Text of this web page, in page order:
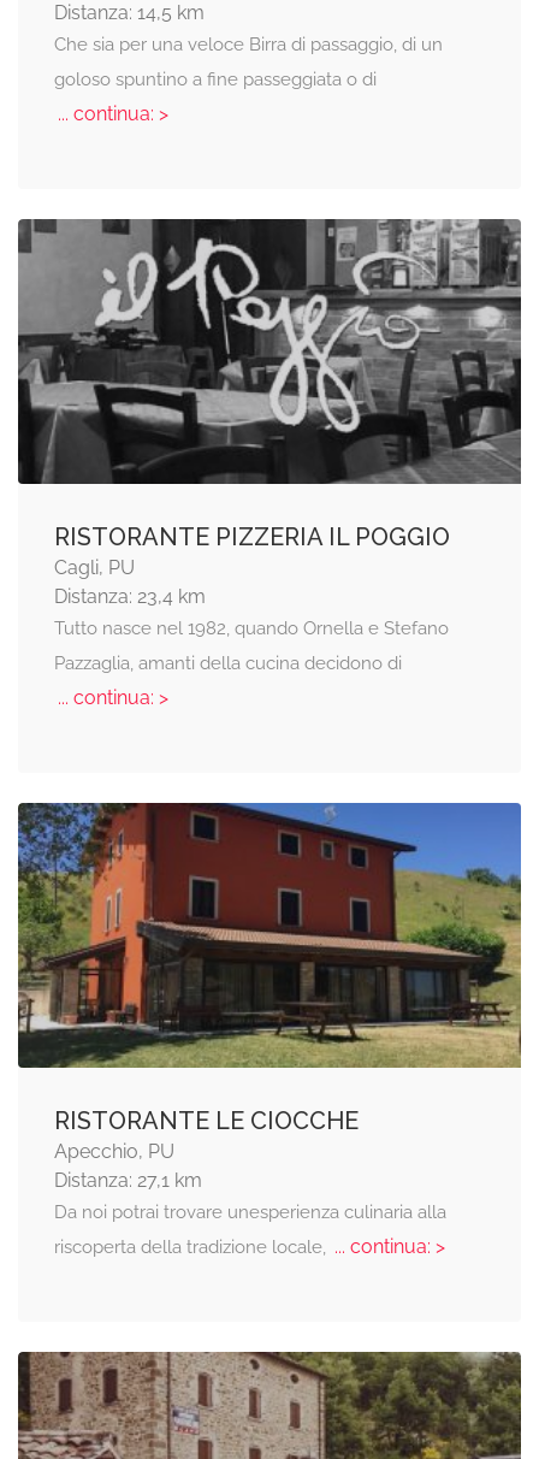
Distanza: 14,5 km
Che sia per una veloce Birra di passaggio, di un
goloso spuntino a fine passeggiata o di
... continua: >
RISTORANTE PIZZERIA IL POGGIO
Cagli, PU
Distanza: 23,4 km
Tutto nasce nel 1982, quando Ornella e Stefano
Pazzaglia, amanti della cucina decidono di
... continua: >
RISTORANTE LE CIOCCHE
Apecchio, PU
Distanza: 27,1 km
Da noi potrai trovare unesperienza culinaria alla
riscoperta della tradizione locale, ... continua: >